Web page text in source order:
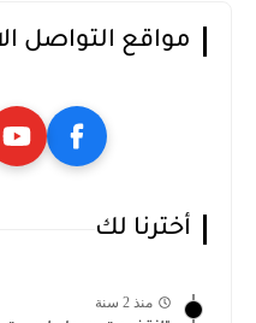
مواقع التواصل
أخترنا لك
منذ 2 سنة